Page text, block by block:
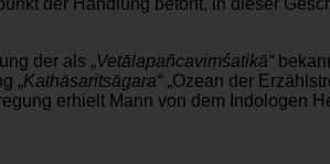
der als „Vetālapañcaviṃśatikā“
„Kathāsaritsāgara“„Ozean der
erhielt Mann von dem Indologen